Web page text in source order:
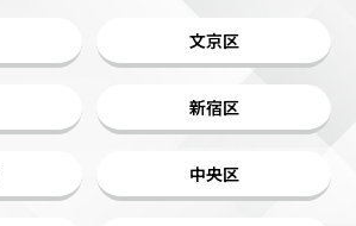
文京区
新宿区
中央区